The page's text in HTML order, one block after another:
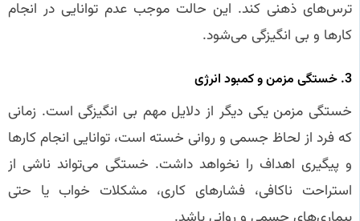
ترس‌های ذهنی کند. این حالت موجب عدم توانایی در انجام
کارها و بی‌ انگیزگی می‌شود.
3. خستگی مزمن و کمبود انرژی
خستگی مزمن یکی دیگر از دلایل مهم بی‌ انگیزگی است. زمانی
که فرد از لحاظ جسمی و روانی خسته است، توانایی انجام کارها
و پیگیری اهداف را نخواهد داشت. خستگی می‌تواند ناشی از
استراحت ناکافی، فشارهای کاری، مشکلات خواب یا حتی